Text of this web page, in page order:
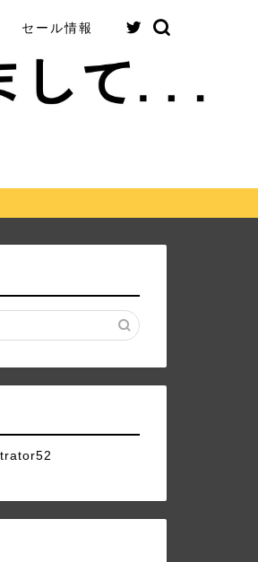
セール情報